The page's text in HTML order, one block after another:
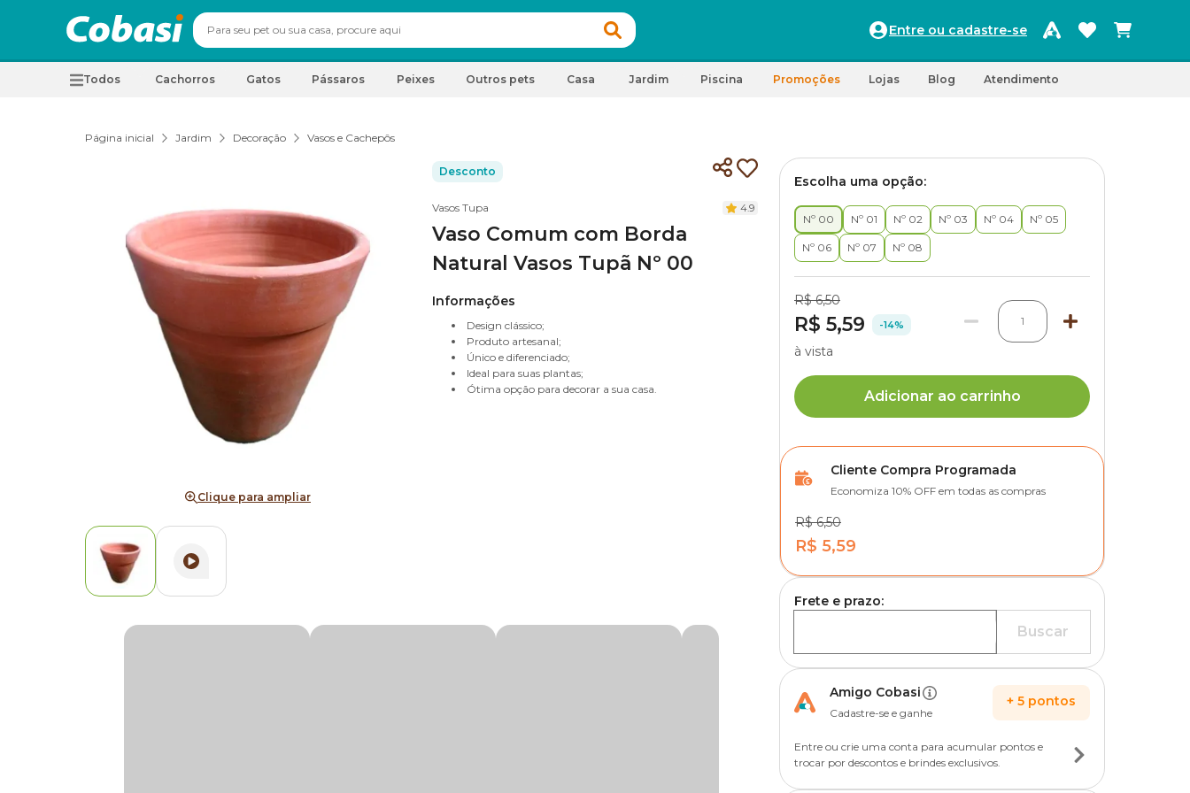
Entre ou cadastre-se
Todos Cachorros Gatos Pássaros Peixes Outros pets Casa Jardim Piscina Promoções Lojas Blog Atendimento
Página inicial Jardim Decoração Vasos e Cachepôs
Clique para ampliar
Desconto
Vasos Tupa 4.9
Vaso Comum com Borda
Natural Vasos Tupã Nº 00
Informações
Design clássico;
Produto artesanal;
Único e diferenciado;
Ideal para suas plantas;
Ótima opção para decorar a sua casa.
Escolha uma opção:
Nº 00 Nº 01 Nº 02 Nº 03 Nº 04 Nº 05
Nº 06 Nº 07 Nº 08
R$ 6,50
R$ 5,59 -14% 1
à vista
Adicionar ao carrinho
Cliente Compra Programada
Economiza 10% OFF em todas as compras
R$ 6,50
R$ 5,59
Frete e prazo:
Buscar
Amigo Cobasi
Cadastre-se e ganhe
+ 5 pontos
Entre ou crie uma conta para acumular pontos e
trocar por descontos e brindes exclusivos.